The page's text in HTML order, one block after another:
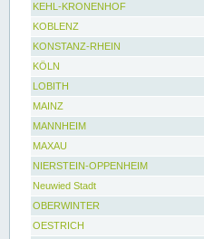
KEHL-KRONENHOF
KOBLENZ
KONSTANZ-RHEIN
KÖLN
LOBITH
MAINZ
MANNHEIM
MAXAU
NIERSTEIN-OPPENHEIM
Neuwied Stadt
OBERWINTER
OESTRICH